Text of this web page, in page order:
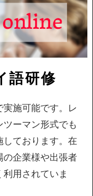
語研修
施可能です。レ
ーマン形式でも
しております。在
の企業様や出張者
用されていま